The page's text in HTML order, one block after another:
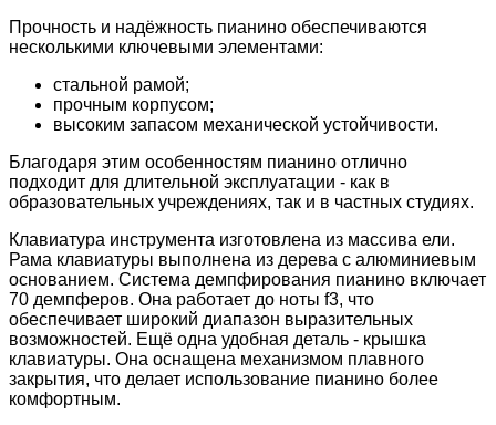
Прочность и надёжность пианино обеспечиваются
несколькими ключевыми элементами:
стальной рамой;
прочным корпусом;
высоким запасом механической устойчивости.
Благодаря этим особенностям пианино отлично
подходит для длительной эксплуатации - как в
образовательных учреждениях, так и в частных студиях.
Клавиатура инструмента изготовлена из массива ели.
Рама клавиатуры выполнена из дерева с алюминиевым
основанием. Система демпфирования пианино включает
70 демпферов. Она работает до ноты f3, что
обеспечивает широкий диапазон выразительных
возможностей. Ещё одна удобная деталь - крышка
клавиатуры. Она оснащена механизмом плавного
закрытия, что делает использование пианино более
комфортным.